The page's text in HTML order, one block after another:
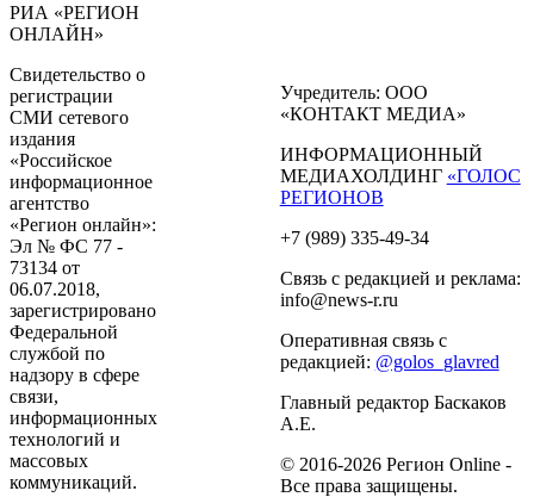
РИА «РЕГИОН
ОНЛАЙН»
Свидетельство о
регистрации
СМИ сетевого
издания
«Российское
информационное
агентство
«Регион онлайн»:
Эл № ФС 77 -
73134 от
06.07.2018,
зарегистрировано
Федеральной
службой по
надзору в сфере
связи,
информационных
технологий и
массовых
коммуникаций.
Учредитель: ООО
«КОНТАКТ МЕДИА»
ИНФОРМАЦИОННЫЙ
МЕДИАХОЛДИНГ «ГОЛОС
РЕГИОНОВ
+7 (989) 335-49-34
Связь с редакцией и реклама:
info@news-r.ru
Оперативная связь с
редакцией: @golos_glavred
Главный редактор Баскаков
А.Е.
© 2016-2026 Регион Online -
Все права защищены.